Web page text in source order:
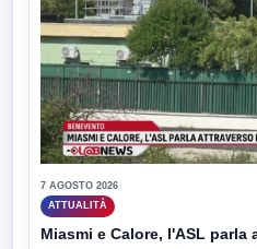
7 AGOSTO 2026
ATTUALITÀ
Miasmi e Calore, l'ASL parla